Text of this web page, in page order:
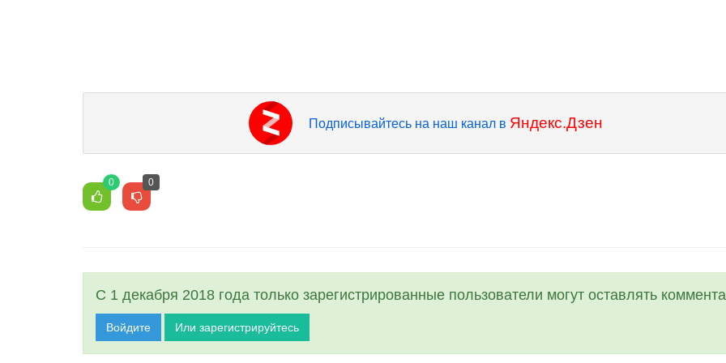
Подписывайтесь на наш канал в Яндекс.Дзен
0 0
С 1 декабря 2018 года только зарегистрированные пользователи могут оставлять
Войдите Или зарегистрируйтесь